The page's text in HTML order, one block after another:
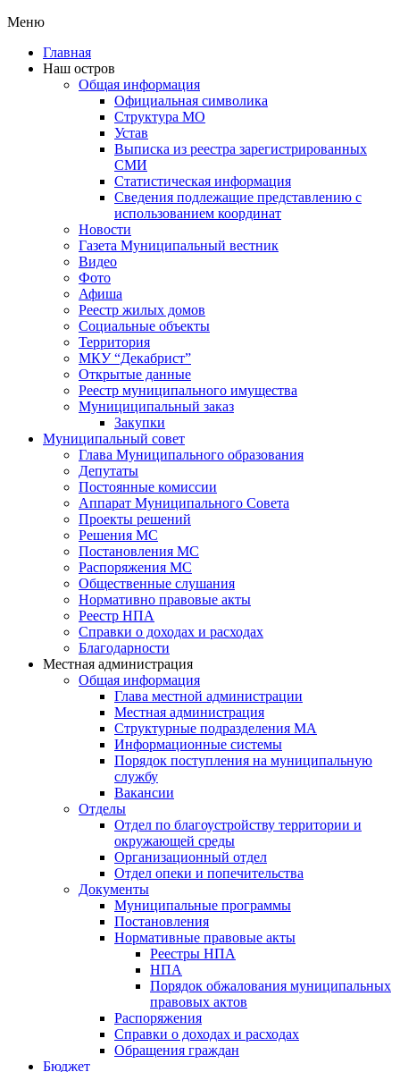
Меню
Главная
Наш остров
Общая информация
Официальная символика
Структура МО
Устав
Выписка из реестра зарегистрированных
СМИ
Статистическая информация
Сведения подлежащие представлению с
использованием координат
Новости
Газета Муниципальный вестник
Видео
Фото
Афиша
Реестр жилых домов
Социальные объекты
Территория
МКУ “Декабрист”
Открытые данные
Реестр муниципального имущества
Мунициципальный заказ
Закупки
Муниципальный совет
Глава Муниципального образования
Депутаты
Постоянные комиссии
Аппарат Муниципального Совета
Проекты решений
Решения МС
Постановления МС
Распоряжения МС
Общественные слушания
Нормативно правовые акты
Реестр НПА
Справки о доходах и расходах
Благодарности
Местная администрация
Общая информация
Глава местной администрации
Местная администрация
Структурные подразделения МА
Информационные системы
Порядок поступления на муниципальную
службу
Вакансии
Отделы
Отдел по благоустройству территории и
окружающей среды
Организационный отдел
Отдел опеки и попечительства
Документы
Муниципальные программы
Постановления
Нормативные правовые акты
Реестры НПА
НПА
Порядок обжалования муниципальных
правовых актов
Распоряжения
Справки о доходах и расходах
Обращения граждан
Бюджет